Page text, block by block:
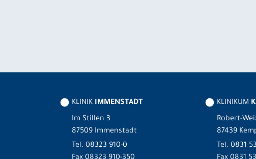
KLINIK IMMENSTADT
Im Stillen 3
87509 Immenstadt
Tel. 08323 910-0
KLINIKUM
Robert-
87439
Tel. 0831